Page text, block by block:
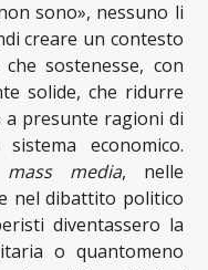
sono», nessuno li
creare un contesto
sostenesse, con
solide, che ridurre
a presunte ragioni di
economico.
mass media, nelle
nel dibattito politico
diventassero la
o quantomeno